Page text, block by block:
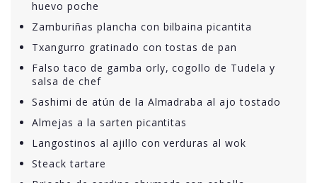
huevo poche
Zamburiñas plancha con bilbaina picantita
Txangurro gratinado con tostas de pan
Falso taco de gamba orly, cogollo de Tudela y
salsa de chef
Sashimi de atún de la Almadraba al ajo tostado
Almejas a la sarten picantitas
Langostinos al ajillo con verduras al wok
Steack tartare